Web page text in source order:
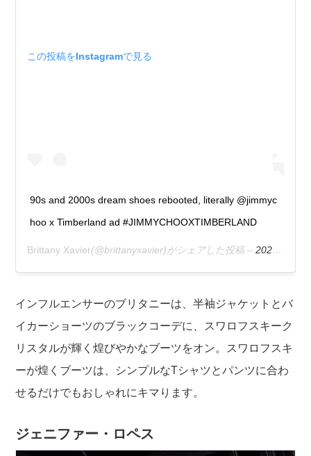
この投稿をInstagramで見る
90s and 2000s dream shoes rebooted, literally @jimmyc
hoo x Timberland ad #JIMMYCHOOXTIMBERLAND
Brittany Xavier(@brittanyxavier)がシェアした投稿 –2020年 9月月9日午後12時10分PDT
インフルエンサーのブリタニーは、半袖ジャケットとバ
イカーショーツのブラックコーデに、スワロフスキーク
リスタルが輝く煌びやかなブーツをオン。スワロフスキ
ーが煌くブーツは、シンプルなTシャツとパンツに合わ
せるだけでもおしゃれにキマります。
ジェニファー・ロペス